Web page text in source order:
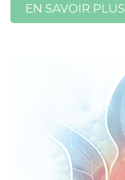
EN SAVOIR PLUS